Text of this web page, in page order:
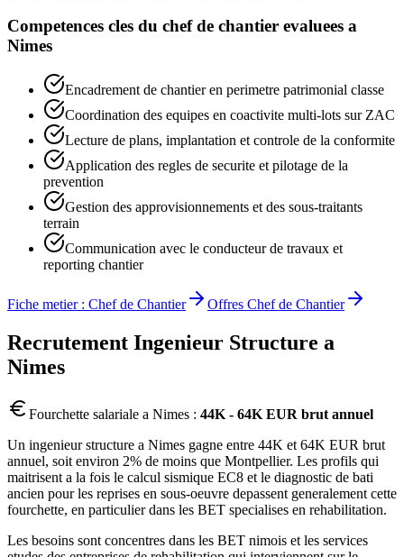
Competences cles du chef de chantier evaluees a
Nimes
Encadrement de chantier en perimetre patrimonial classe
Coordination des equipes en coactivite multi-lots sur ZAC
Lecture de plans, implantation et controle de la conformite
Application des regles de securite et pilotage de la
prevention
Gestion des approvisionnements et des sous-traitants
terrain
Communication avec le conducteur de travaux et
reporting chantier
Fiche metier : Chef de Chantier Offres Chef de Chantier
Recrutement Ingenieur Structure a
Nimes
Fourchette salariale a Nimes : 44K - 64K EUR brut annuel
Un ingenieur structure a Nimes gagne entre 44K et 64K EUR brut
annuel, soit environ 2% de moins que Montpellier. Les profils qui
maitrisent a la fois le calcul sismique EC8 et le diagnostic de bati
ancien pour les reprises en sous-oeuvre depassent generalement cette
fourchette, en particulier dans les BET specialises en rehabilitation.
Les besoins sont concentres dans les BET nimois et les services